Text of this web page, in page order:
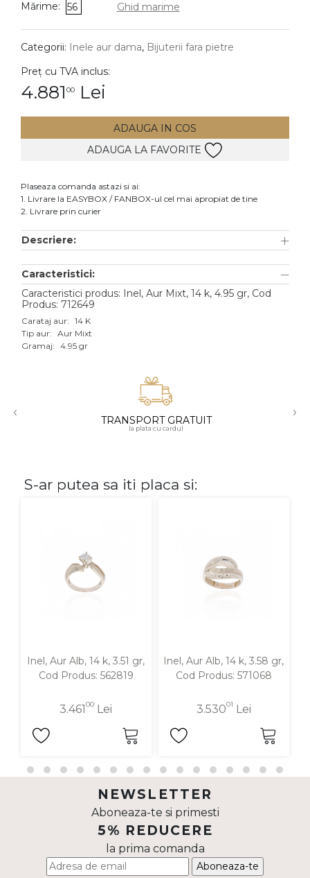
DIAMANTE Vezi toate
Cercei
Accesorii
Aur alb
Aur roz
Aur mixt
18K
Mărime: 56 Ghid marime
Categorii: Inele aur dama, Bijuterii fara pietre
Preț cu TVA inclus:
4.881 00 Lei
ADAUGA IN COS
ADAUGA LA FAVORITE
Plaseaza comanda astazi si ai:
1. Livrare la EASYBOX / FANBOX-ul cel mai apropiat de tine
2. Livrare prin curier
Descriere:
Caracteristici:
Caracteristici produs: Inel, Aur Mixt, 14 k, 4.95 gr, Cod
Produs: 712649
Carataj aur: 14 K
Tip aur: Aur Mixt
Gramaj: 4.95 gr
‹ TRANSPORT GRATUIT
la plata cu cardul
›
S-ar putea sa iti placa si:
Inel, Aur Alb, 14 k, 3.51 gr,
Cod Produs: 562819
3.46100 Lei
Inel, Aur Alb, 14 k, 3.58 gr,
Cod Produs: 571068
3.53001 Lei
NEWSLETTER
Aboneaza-te si primesti
5% REDUCERE
la prima comanda
Aboneaza-te